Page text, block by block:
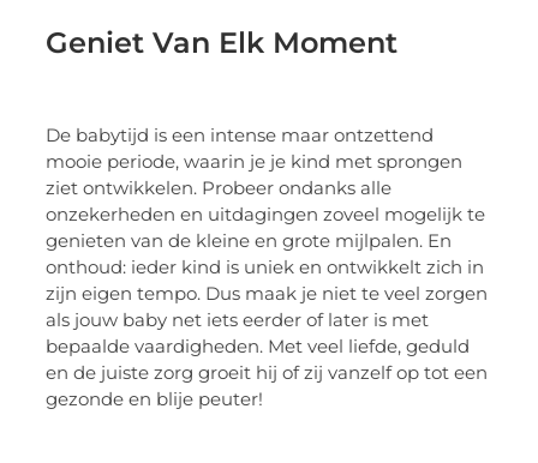
Geniet Van Elk Moment
De babytijd is een intense maar ontzettend
mooie periode, waarin je je kind met sprongen
ziet ontwikkelen. Probeer ondanks alle
onzekerheden en uitdagingen zoveel mogelijk te
genieten van de kleine en grote mijlpalen. En
onthoud: ieder kind is uniek en ontwikkelt zich in
zijn eigen tempo. Dus maak je niet te veel zorgen
als jouw baby net iets eerder of later is met
bepaalde vaardigheden. Met veel liefde, geduld
en de juiste zorg groeit hij of zij vanzelf op tot een
gezonde en blije peuter!